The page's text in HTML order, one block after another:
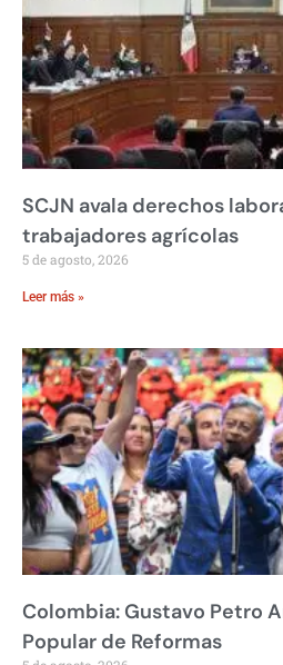
SCJN avala derechos
trabajadores agrícolas
5 de agosto, 2026
Leer más »
Colombia: Gustavo Petro
Popular de Reformas